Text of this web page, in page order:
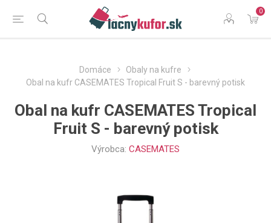
0
Domáce
Obaly na kufre
Obal na kufr CASEMATES Tropical Fruit S - barevný potisk
Obal na kufr CASEMATES Tropical
Fruit S - barevný potisk
Výrobca: CASEMATES